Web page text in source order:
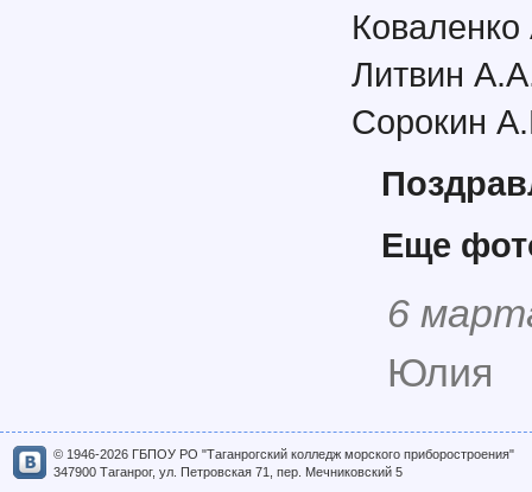
Литвин
Сорокин
Еще
6
Юлия
© 1946-2026 ГБПОУ РО "Таганрогский колледж морского приборостроения"
347900 Таганрог, ул. Петровская 71, пер. Мечниковский 5